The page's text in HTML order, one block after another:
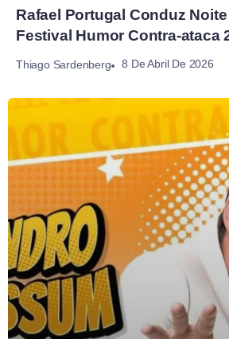
Rafael Portugal Conduz
Festival Humor Contra-ataca
Thiago Sardenberg 8 De Abril De 2026